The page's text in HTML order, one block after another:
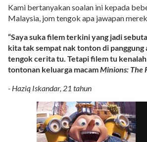
Kami bertanyakan soalan ini kepada
Malaysia, jom tengok apa jawapan
“Saya suka filem terkini yang jadi
kita tak sempat nak tonton di panggung
tengok cerita tu. Tetapi filem tu
tontonan keluarga macamMinions: The
- Haziq Iskandar, 21 tahun